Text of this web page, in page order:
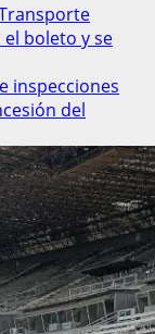
boleto y se
inspecciones
del